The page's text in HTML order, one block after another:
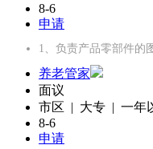
8-6
申请
1、负责产品零部件的
养老管家
面议
市区 | 大专 | 一年
8-6
申请